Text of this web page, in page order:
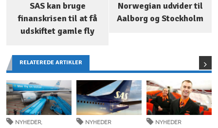
SAS kan bruge
finanskrisen til at få
udskiftet gamle fly
Norwegian udvider til
Aalborg og Stockholm
RELATEREDE ARTIKLER
NYHEDER,
NYHEDER NYHEDER